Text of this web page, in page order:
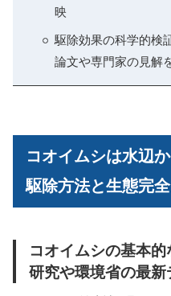
映
駆除効果の科学的検
論文や専門家の見解
コオイムシは水辺
駆除方法と生態完
コオイムシの基本
研究や環境省の最